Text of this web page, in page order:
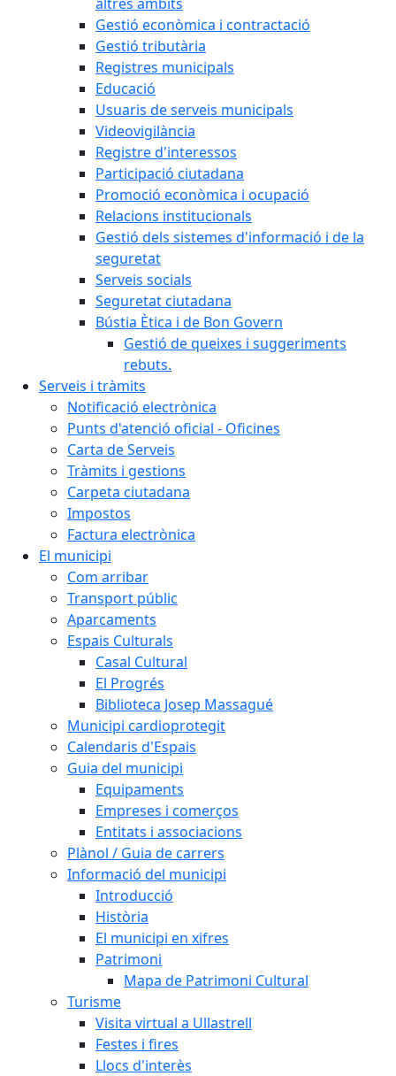
Gestió econòmica i contractació
Gestió tributària
Registres municipals
Educació
Usuaris de serveis municipals
Videovigilància
Registre d'interessos
Participació ciutadana
Promoció econòmica i ocupació
Relacions institucionals
Gestió dels sistemes d'informació i de la
seguretat
Serveis socials
Seguretat ciutadana
Bústia Ètica i de Bon Govern
Gestió de queixes i suggeriments
rebuts.
Serveis i tràmits
Notificació electrònica
Punts d'atenció oficial - Oficines
Carta de Serveis
Tràmits i gestions
Carpeta ciutadana
Impostos
Factura electrònica
El municipi
Com arribar
Transport públic
Aparcaments
Espais Culturals
Casal Cultural
El Progrés
Biblioteca Josep Massagué
Municipi cardioprotegit
Calendaris d'Espais
Guia del municipi
Equipaments
Empreses i comerços
Entitats i associacions
Plànol / Guia de carrers
Informació del municipi
Introducció
Història
El municipi en xifres
Patrimoni
Mapa de Patrimoni Cultural
Turisme
Visita virtual a Ullastrell
Festes i fires
Llocs d'interès